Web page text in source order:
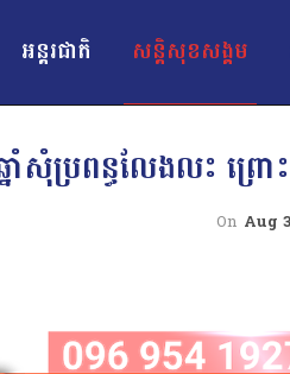
អន្ដរជាតិ សន្តិសុខសង្គម
ាំសុំប្រពន្ធលែងលះ ព្
On Aug